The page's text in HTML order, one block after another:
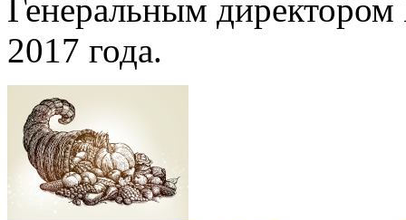
Генеральным
2017 года.